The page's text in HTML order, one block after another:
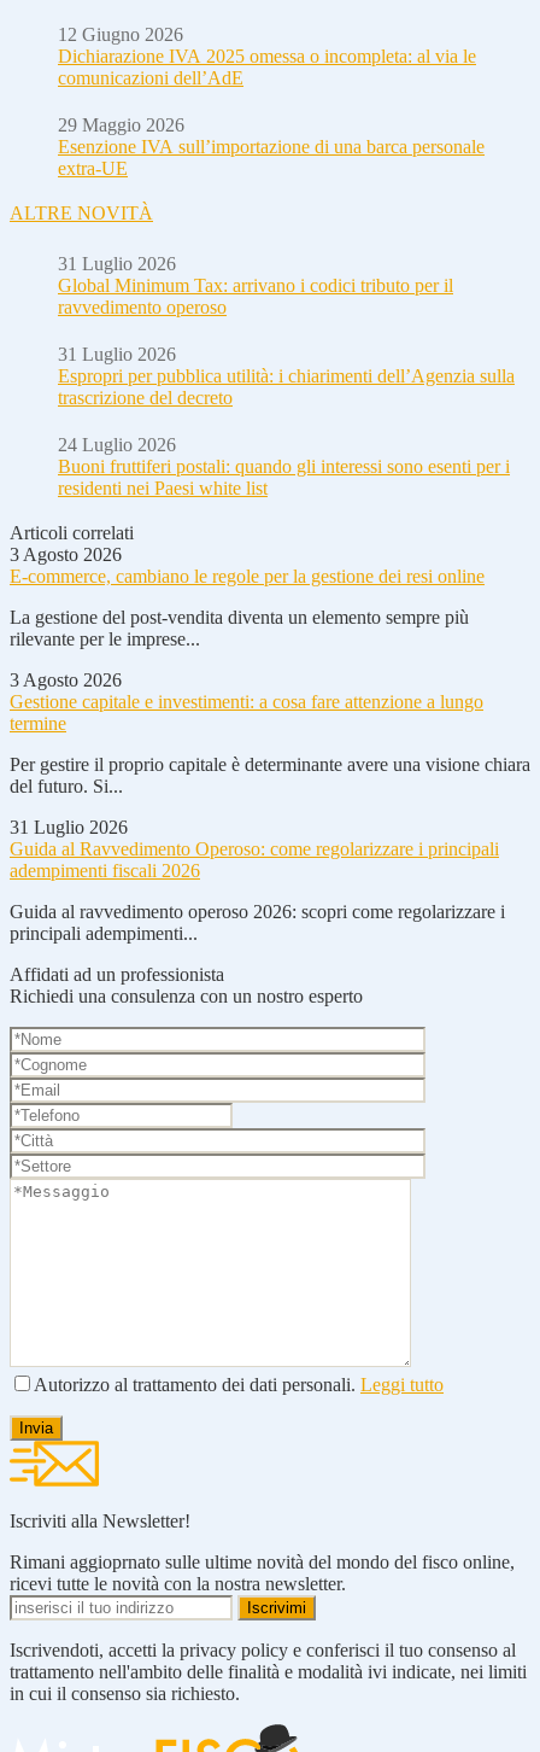
12 Giugno 2026
Dichiarazione IVA 2025 omessa o incompleta: al via le
comunicazioni dell’AdE
29 Maggio 2026
Esenzione IVA sull’importazione di una barca personale
extra-UE
ALTRE NOVITÀ
31 Luglio 2026
Global Minimum Tax: arrivano i codici tributo per il
ravvedimento operoso
31 Luglio 2026
Espropri per pubblica utilità: i chiarimenti dell’Agenzia sulla
trascrizione del decreto
24 Luglio 2026
Buoni fruttiferi postali: quando gli interessi sono esenti per i
residenti nei Paesi white list
Articoli correlati
3 Agosto 2026
E-commerce, cambiano le regole per la gestione dei resi online
La gestione del post-vendita diventa un elemento sempre più
rilevante per le imprese...
3 Agosto 2026
Gestione capitale e investimenti: a cosa fare attenzione a lungo
termine
Per gestire il proprio capitale è determinante avere una visione chiara
del futuro. Si...
31 Luglio 2026
Guida al Ravvedimento Operoso: come regolarizzare i principali
adempimenti fiscali 2026
Guida al ravvedimento operoso 2026: scopri come regolarizzare i
principali adempimenti...
Affidati ad un professionista
Richiedi una consulenza con un nostro esperto
Autorizzo al trattamento dei dati personali. Leggi tutto
Iscriviti alla Newsletter!
Rimani aggioprnato sulle ultime novità del mondo del fisco online,
ricevi tutte le novità con la nostra newsletter.
Iscrivendoti, accetti la privacy policy e conferisci il tuo consenso al
trattamento nell'ambito delle finalità e modalità ivi indicate, nei limiti
in cui il consenso sia richiesto.